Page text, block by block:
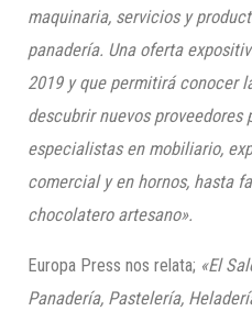
maquinaria, servicios y
panadería. Una oferta
2019 y que permitirá conocer
descubrir nuevos proveedores
especialistas en mobiliario,
comercial y en hornos, hasta
chocolatero artesano».
Europa Press nos relata; «El
Panadería, Pastelería,